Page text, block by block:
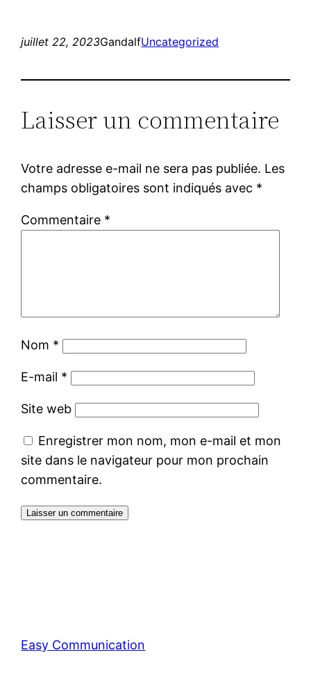
juillet 22, 2023GandalfUncategorized
Laisser un commentaire
Votre adresse e-mail ne sera pas publiée. Les
champs obligatoires sont indiqués avec *
Commentaire *
Nom *
E-mail *
Site web
Enregistrer mon nom, mon e-mail et mon
site dans le navigateur pour mon prochain
commentaire.
Easy Communication